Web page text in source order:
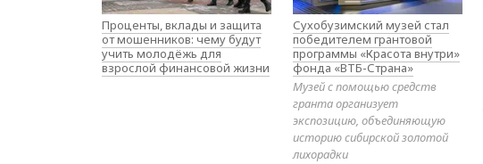
Проценты, вклады и защита
от мошенников: чему будут
учить молодёжь для
взрослой финансовой жизни
Сухобузимский музей стал
победителем грантовой
программы «Красота внутри»
фонда «ВТБ-Страна»
Музей с помощью средств
гранта организует
экспозицию, объединяющую
историю сибирской золотой
лихорадки